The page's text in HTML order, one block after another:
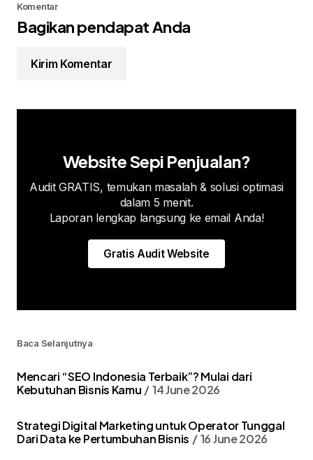
Komentar
Bagikan pendapat Anda
Kirim Komentar
Website Sepi Penjualan?
Audit GRATIS, temukan masalah & solusi optimasi
dalam 5 menit.
Laporan lengkap langsung ke email Anda!
Gratis Audit Website
Baca Selanjutnya
Mencari “SEO Indonesia Terbaik”? Mulai dari
Kebutuhan Bisnis Kamu
14 June 2026
Strategi Digital Marketing untuk Operator Tunggal
Dari Data ke Pertumbuhan Bisnis
16 June 2026